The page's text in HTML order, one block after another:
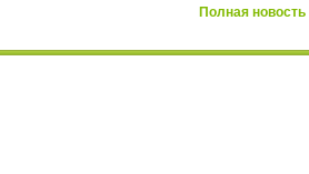
Полная новость